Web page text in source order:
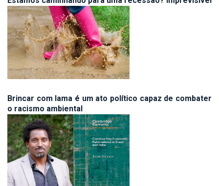
Brincar com lama é um ato político capaz de combater
o racismo ambiental